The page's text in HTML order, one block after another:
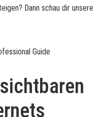
Dann schau dir unsere
Guide